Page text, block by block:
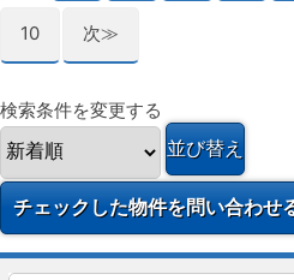
10 次≫
検索条件を変更する